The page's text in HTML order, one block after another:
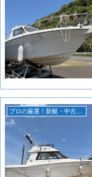
プロの厳選！新艇・中古艇情報！